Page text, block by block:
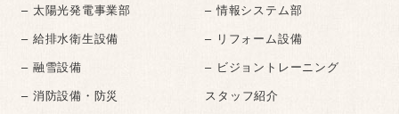
– 太陽光発電事業部
– 情報システム部
– 給排水衛生設備
– リフォーム設備
– 融雪設備
– ビジョントレーニング
– 消防設備・防災
スタッフ紹介